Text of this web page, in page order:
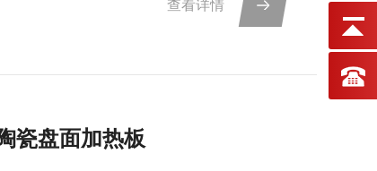
查看详情
瓷盘面加热板